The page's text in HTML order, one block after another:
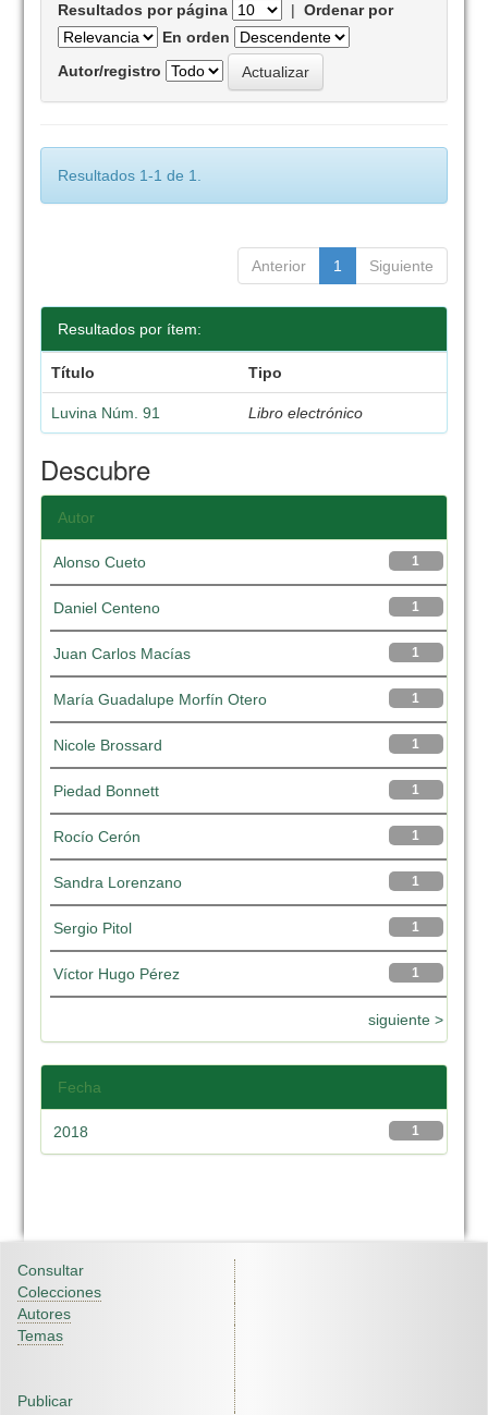
Resultados por página |Ordenar por
En orden
Autor/registro
Resultados 1-1 de 1.
Anterior 1 Siguiente
Resultados por ítem:
Título Tipo
Luvina Núm. 91 Libro electrónico
Descubre
Autor
1
Alonso Cueto
1
Daniel Centeno
1
Juan Carlos Macías
1
María Guadalupe Morfín Otero
1
Nicole Brossard
1
Piedad Bonnett
1
Rocío Cerón
1
Sandra Lorenzano
1
Sergio Pitol
1
Víctor Hugo Pérez
siguiente >
Fecha
1
2018
Consultar
Colecciones
Autores
Temas
Publicar